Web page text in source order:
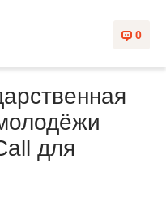
0
для